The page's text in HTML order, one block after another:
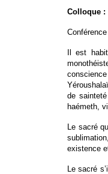
Colloque :
Il est
de
haémeth,
Le sacré
existence
Le sacré